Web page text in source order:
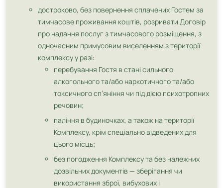
достроково, без повернення сплачених Гостем за
тимчасове проживання коштів, розривати Договір
про надання послуг з тимчасового розміщення, з
одночасним примусовим виселенням з території
комплексу у разі:
перебування Гостя в стані сильного
алкогольного та/або наркотичного та/або
токсичного сп’яніння чи під дією психотропних
речовин;
паління в будиночках, а також на території
Комплексу, крім спеціально відведених для
цього місць;
без погодження Комплексу та без належних
дозвільних документів — зберігання чи
використання зброї, вибухових і